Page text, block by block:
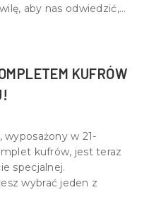
aby nas odwiedzić,
KUFRÓW
, wyposażony w 21-
kufrów, jest teraz
specjalnej.
wybrać jeden z